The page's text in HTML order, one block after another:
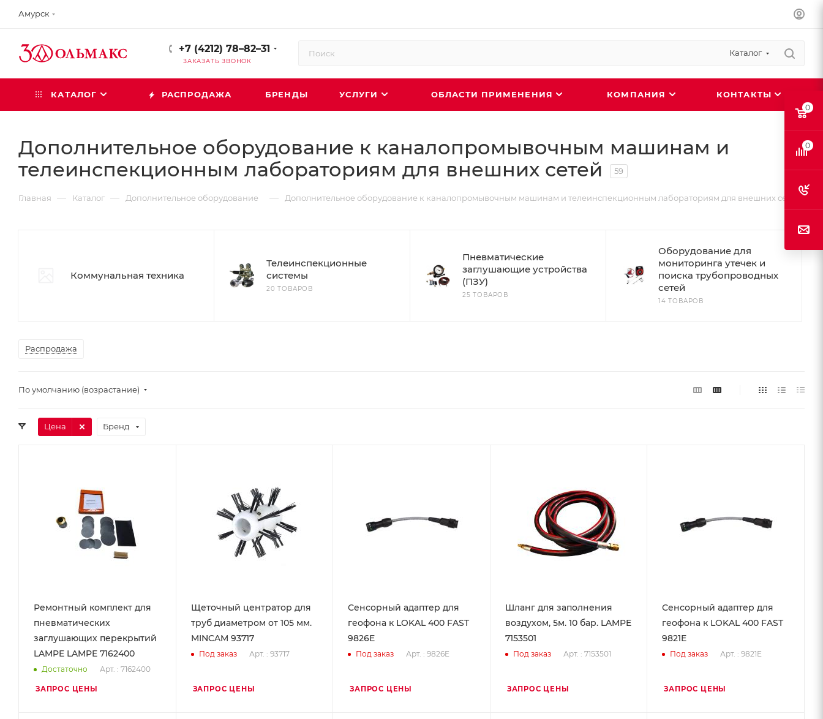
Амурск
+7 (4212) 78–82–31
ЗАКАЗАТЬ ЗВОНОК
Каталог
КАТАЛОГ РАСПРОДАЖА БРЕНДЫ УСЛУГИ ОБЛАСТИ ПРИМЕНЕНИЯ КОМПАНИЯ КОНТАКТЫ
Дополнительное оборудование к каналопромывочным машинам и
телеинспекционным лабораториям для внешних сетей
59
Главная — Каталог — Дополнительное оборудование — Дополнительное оборудование к каналопромывочным машинам и телеинспекционным лабораториям для внешних сетей
Коммунальная техника
Телеинспекционные
системы
20 ТОВАРОВ
Пневматические
заглушающие устройства
(ПЗУ)
25 ТОВАРОВ
Оборудование для
мониторинга утечек и
поиска трубопроводных
сетей
14 ТОВАРОВ
Распродажа
По умолчанию (возрастание)
Цена Бренд
Ремонтный комплект для
пневматических
заглушающих перекрытий
LAMPE LAMPE 7162400
Достаточно Арт. : 7162400
ЗАПРОС ЦЕНЫ
Щеточный центратор для
труб диаметром от 105 мм.
MINCAM 93717
Под заказ Арт. : 93717
ЗАПРОС ЦЕНЫ
Сенсорный адаптер для
геофона к LOKAL 400 FAST
9826E
Под заказ Арт. : 9826E
ЗАПРОС ЦЕНЫ
Шланг для заполнения
воздухом, 5м. 10 бар. LAMPE
7153501
Под заказ Арт. : 7153501
ЗАПРОС ЦЕНЫ
Сенсорный адаптер для
геофона к LOKAL 400 FAST
9821E
Под заказ Арт. : 9821E
ЗАПРОС ЦЕНЫ
0
0